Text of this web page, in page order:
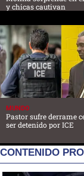
y chicas cautivan
MUNDO
Pastor sufre derrame
ser detenido por ICE
CONTENIDO